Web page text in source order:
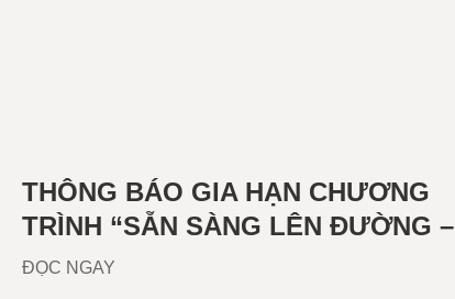
THÔNG BÁO GIA HẠN CHƯƠNG
TRÌNH “SẴN SÀNG LÊN ĐƯỜNG –
AN TÂM MỌI HÀNH TRÌNH”
ĐỌC NGAY